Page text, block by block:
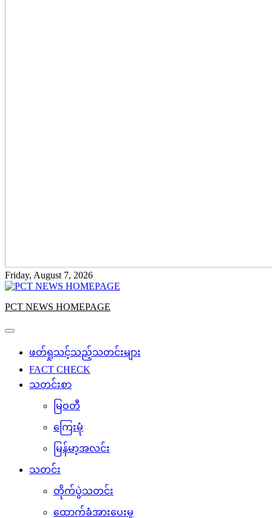
Friday, August 7, 2026
PCT NEWS HOMEPAGE
ဖတ်ရှုသင့်သည့်သတင်းများ
FACT CHECK
သတင်းစာ
မြဝတီ
ကြေးမုံ
မြန်မာ့အလင်း
သတင်း
တိုက်ပွဲသတင်း
ထောက်ခံအားပေးမှု